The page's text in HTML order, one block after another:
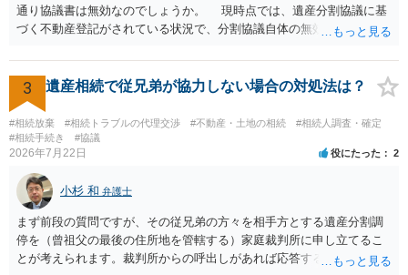
通り協議書は無効なのでしょうか。 現時点では、遺産分割協議に基
づく不動産登記がされている状況で、分割協議自体の無効を裁判所が
方の訴訟の主張及び立証次第ですが、 ・御祖母様の認知能力に関する
医師の意見書、筆跡鑑定 が提出されればその効力が否定される可能性
はありますが、 ・伯母様自身が分割協議に加わっていること ・御祖母
様の意に反する遺産分割協議を行う実益が誰にあったかの立証が困難
であること からすると、実際に遺産分割協議の効力が否定される可能
性はそれほど高くない（立証のハードルは非常に高い）ということが
言えると思います。
3 遺産相続で従兄弟が協力しない場合の対処法は？
#相続放棄 #相続トラブルの代理交渉 #不動産・土地の相続
#相続人調査・確定
#相続手続き
#協議
2026年7月22日 役にたった 2
小杉 和 弁護士
まず前段の質問ですが、その従兄弟の方々を相手方とする遺産分割調
停を（曾祖父の最後の住所地を管轄する）家庭裁判所に申し立てるこ
とが考えられます。裁判所からの呼出しがあれば応答する可能性がま